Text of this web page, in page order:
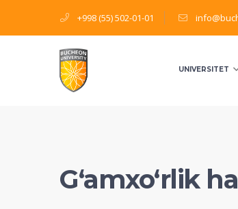
+998 (55) 502-01-01
UNIVERSITET
G‘amxo‘rlik